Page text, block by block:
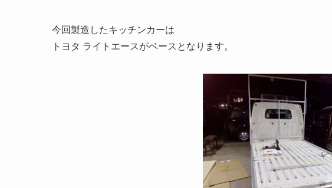
今回製造したキッチンカーは
トヨタ ライトエースがベースとなります。